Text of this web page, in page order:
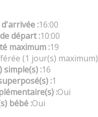
:16:00
départ :10:00
maximum :19
(1 jour(s) maximum)
simple(s) :16
:1
:Oui
bébé :Oui